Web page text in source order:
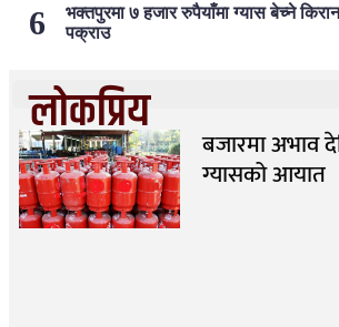
भक्तपुरमा ७ हजार रुपैयाँमा ग्यास बेच्ने
पक्राउ
लोकप्रिय बजारमा अभाव
ग्यासको आयात